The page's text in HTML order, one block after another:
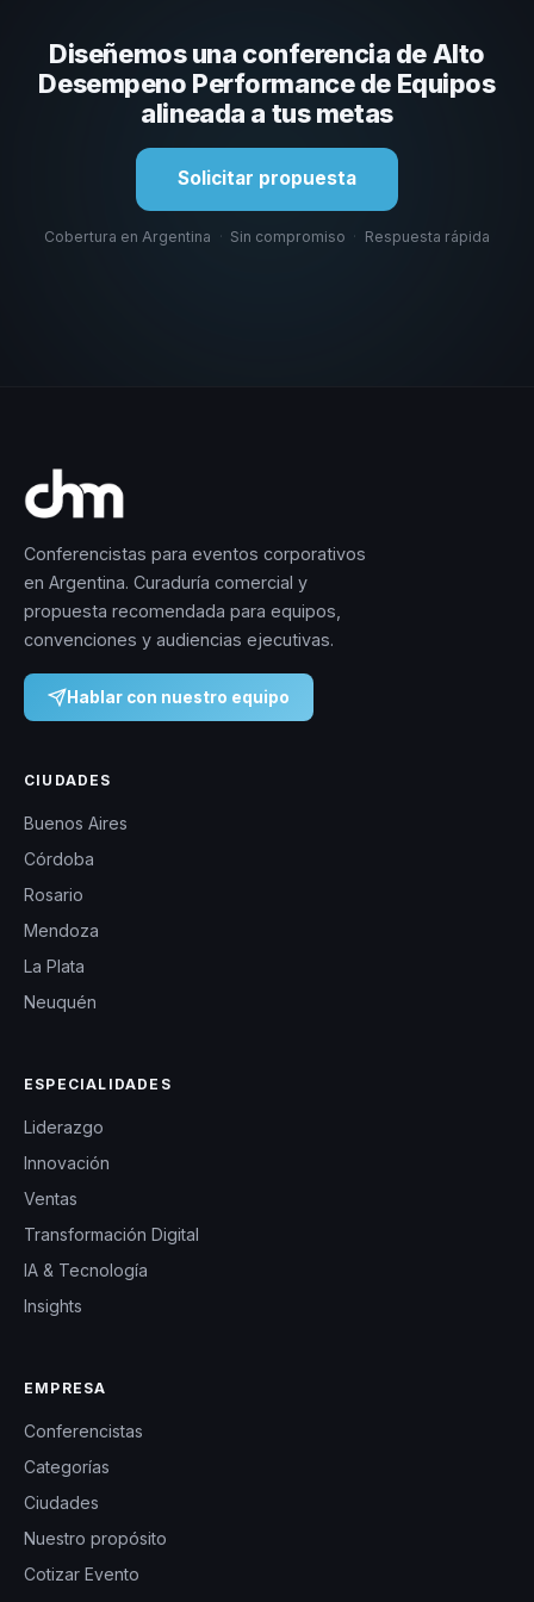
organización. En CHM Argentina te ayudamos a hacer
esa selección.
Diseñemos una conferencia de Alto
Desempeno Performance de Equipos
alineada a tus metas
Solicitar propuesta
Cobertura en Argentina · Sin compromiso · Respuesta rápida
Conferencistas para eventos corporativos
en Argentina. Curaduría comercial y
propuesta recomendada para equipos,
convenciones y audiencias ejecutivas.
Hablar con nuestro equipo
CIUDADES
Buenos Aires
Córdoba
Rosario
Mendoza
La Plata
Neuquén
ESPECIALIDADES
Liderazgo
Innovación
Ventas
Transformación Digital
IA & Tecnología
Insights
EMPRESA
Conferencistas
Categorías
Ciudades
Nuestro propósito
Cotizar Evento